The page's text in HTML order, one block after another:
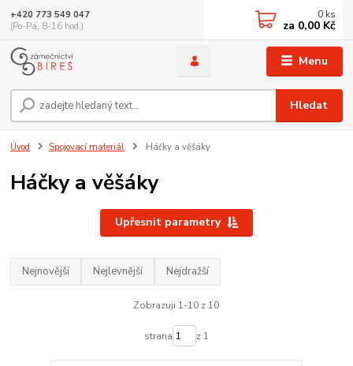
Menu
Hledat
+420 773 549 047
(Po-Pá, 8-16 hod.)
0 ks
za 0,00 Kč
Úvod Spojovací materiál Háčky a věšáky
Háčky a věšáky
Upřesnit parametry
Nejnovější Nejlevnější Nejdražší
Zobrazuji 1-10 z 10
strana z 1